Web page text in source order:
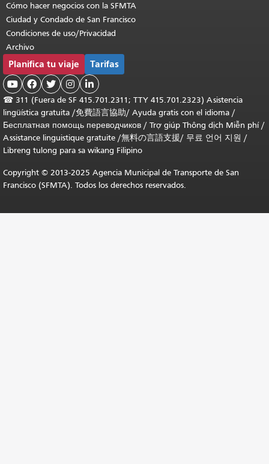
Cómo hacer negocios con la SFMTA
Ciudad y Condado de San Francisco
Condiciones de uso/Privacidad
Archivo
Planifica tu viaje Tarifas
    
☎ 311 (Fuera de SF 415.701.2311; TTY 415.701.2323) Asistencia
lingüística gratuita /免費語言協助/ Ayuda gratis con el idioma /
Бесплатная помощь переводчиков / Trợ giúp Thông dịch Miễn phí/
Assistance linguistique gratuite /無料の言語支援/ 무료 언어 지원 /
Libreng tulong para sa wikang Filipino
Copyright © 2013-2025 Agencia Municipal de Transporte de San
Francisco (SFMTA). Todos los derechos reservados.